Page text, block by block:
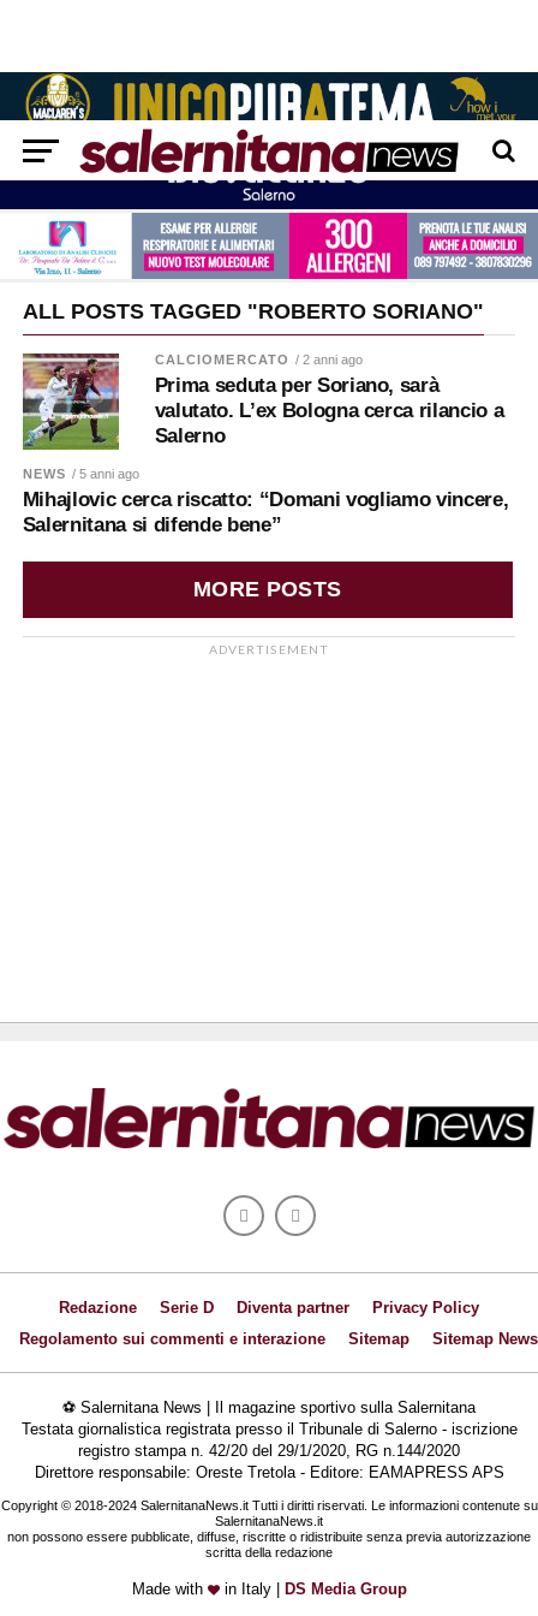
ALL POSTS TAGGED "ROBERTO SORIANO"
CALCIOMERCATO / 2 anni ago
Prima seduta per Soriano, sarà
valutato. L’ex Bologna cerca rilancio a
Salerno
NEWS / 5 anni ago
Mihajlovic cerca riscatto: “Domani vogliamo vincere,
Salernitana si difende bene”
MORE POSTS
ADVERTISEMENT
Redazione Serie D Diventa partner
Privacy Policy
Regolamento sui commenti e interazione
Sitemap Sitemap News
⚽ Salernitana News | Il magazine sportivo sulla Salernitana
Testata giornalistica registrata presso il Tribunale di Salerno - iscrizione
registro stampa n. 42/20 del 29/1/2020, RG n.144/2020
Direttore responsabile: Oreste Tretola - Editore: EAMAPRESS APS
Copyright © 2018-2024 SalernitanaNews.it Tutti i diritti riservati. Le informazioni contenute su
SalernitanaNews.it
non possono essere pubblicate, diffuse, riscritte o ridistribuite senza previa autorizzazione
scritta della redazione
Made with in Italy | DS Media Group